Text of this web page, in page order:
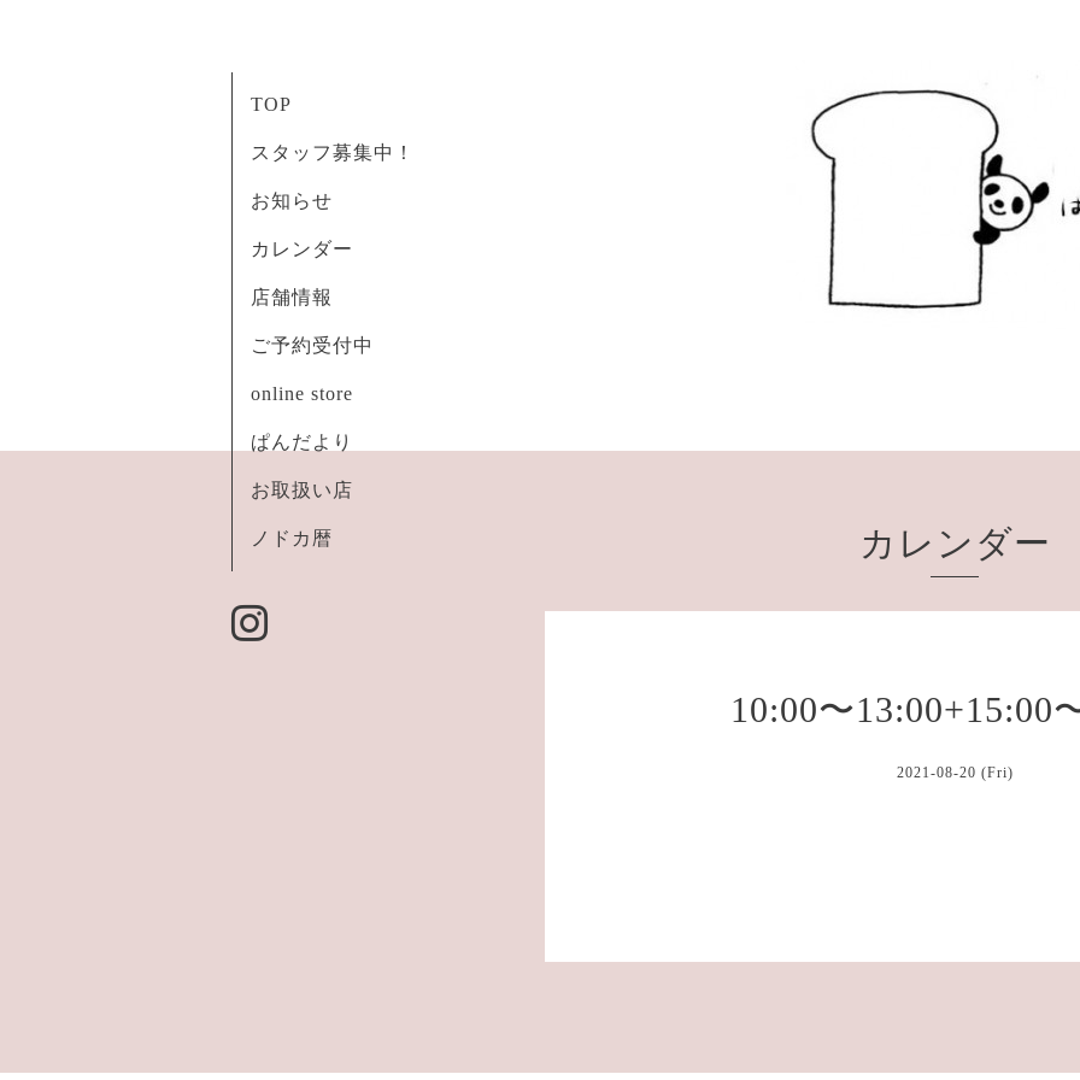
TOP
スタッフ募集中！
お知らせ
カレンダー
店舗情報
ご予約受付中
online store
ぱんだより
お取扱い店
ノドカ暦 カレンダー
10:00〜13:00+15:00
2021-08-20 (Fri)